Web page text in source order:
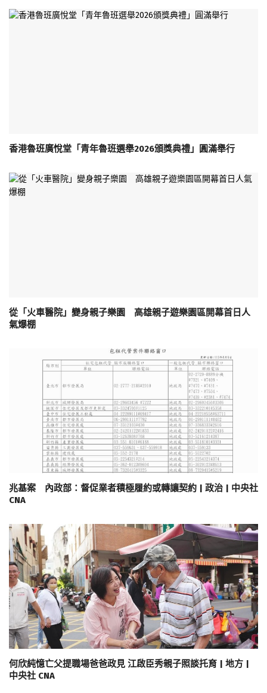
香港魯班廣悅堂「青年魯班選舉2026頒獎典禮」圓滿舉行
從「火車醫院」變身親子樂園 高雄親子遊樂園區開幕首日人
氣爆棚
兆基案 內政部：督促業者積極履約或轉讓契約 | 政治 | 中央社
CNA
何欣純憶亡父提職場爸爸政見 江啟臣秀親子照談托育 | 地方 |
中央社 CNA